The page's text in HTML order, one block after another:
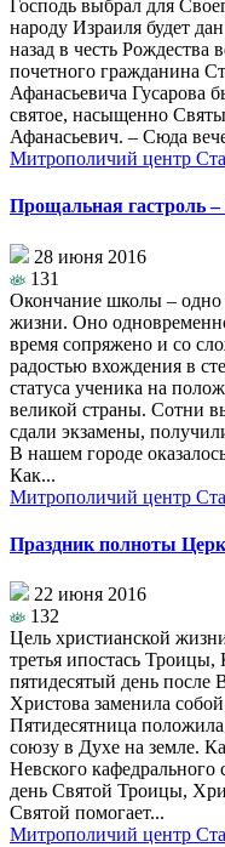
Господь выбрал для
народу Израиля будет
назад в честь Рождества
почетного гражданина
Афанасьевича Гусарова
святое, насыщенно
Афанасьевич. – Сюда
Митрополичий центр
Прощальная гастроль –
28 июня 2016
131
Окончание школы –
жизни. Оно
время сопряжено и со
радостью вхождения в
статуса ученика на
великой страны. Сотни
сдали экзамены,
В нашем городе
Как...
Митрополичий центр
Праздник полноты
22 июня 2016
132
Цель христианской
третья ипостась
пятидесятый день после
Христова заменила
Пятидесятница
союзу в Духе на земле.
Невского
день Святой Троицы,
Святой помогает...
Митрополичий центр